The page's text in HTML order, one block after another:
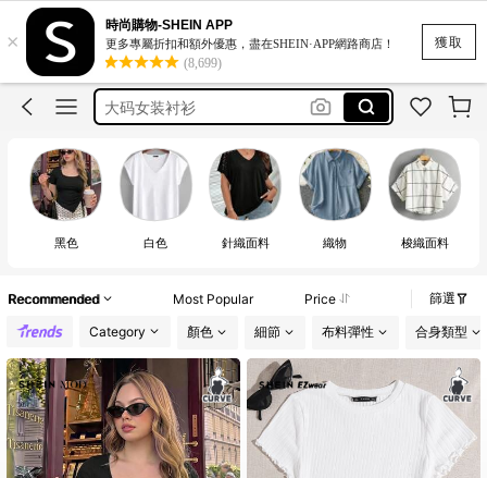
獲取
×
時尚購物-SHEIN APP
更多專屬折扣和額外優惠，盡在SHEIN·APP網路商店！
(8,699)
motf
romwe
大码上衣
大码女装衬衫
motf
黑色 白色 針織面料 織物 梭織面料
Recommended Most Popular Price 篩選
Category 顏色 細節 布料彈性 合身類型